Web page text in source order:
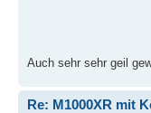
Auch sehr sehr geil
Re: M1000XR mit